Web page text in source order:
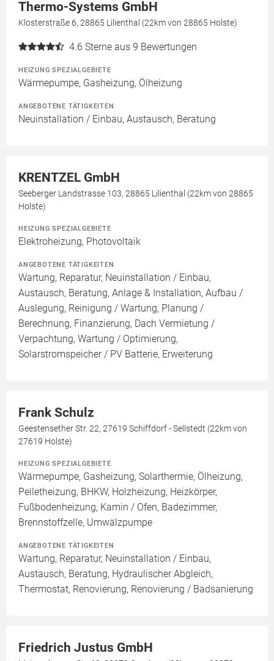
Thermo-Systems GmbH
Klosterstraße 6, 28865 Lilienthal (22km von 28865 Holste)
4.6 Sterne aus 9 Bewertungen
HEIZUNG SPEZIALGEBIETE
Wärmepumpe, Gasheizung, Ölheizung
ANGEBOTENE TÄTIGKEITEN
Neuinstallation / Einbau, Austausch, Beratung
KRENTZEL GmbH
Seeberger Landstrasse 103, 28865 Lilienthal (22km von 28865
Holste)
HEIZUNG SPEZIALGEBIETE
Elektroheizung, Photovoltaik
ANGEBOTENE TÄTIGKEITEN
Wartung, Reparatur, Neuinstallation / Einbau,
Austausch, Beratung, Anlage & Installation, Aufbau /
Auslegung, Reinigung / Wartung, Planung /
Berechnung, Finanzierung, Dach Vermietung /
Verpachtung, Wartung / Optimierung,
Solarstromspeicher / PV Batterie, Erweiterung
Frank Schulz
Geestensether Str. 22, 27619 Schiffdorf - Sellstedt (22km von
27619 Holste)
HEIZUNG SPEZIALGEBIETE
Wärmepumpe, Gasheizung, Solarthermie, Ölheizung,
Pelletheizung, BHKW, Holzheizung, Heizkörper,
Fußbodenheizung, Kamin / Ofen, Badezimmer,
Brennstoffzelle, Umwälzpumpe
ANGEBOTENE TÄTIGKEITEN
Wartung, Reparatur, Neuinstallation / Einbau,
Austausch, Beratung, Hydraulischer Abgleich,
Thermostat, Renovierung, Renovierung / Badsanierung
Friedrich Justus GmbH